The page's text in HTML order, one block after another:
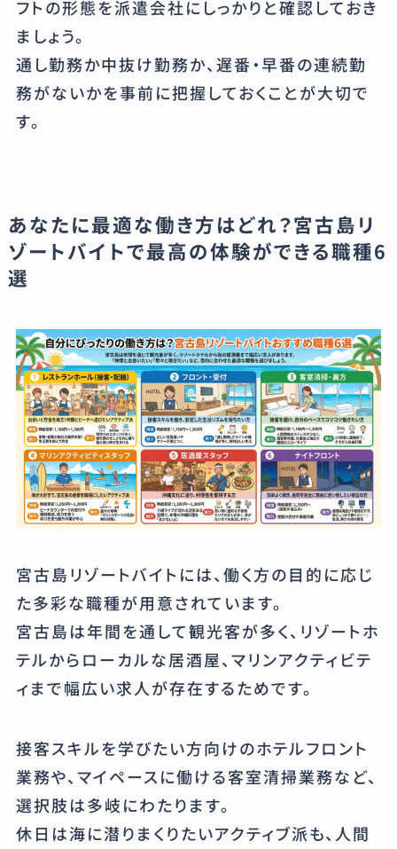
フトの形態を派遣会社にしっかりと確認しておき
ましょう。
通し勤務か中抜け勤務か、遅番・早番の連続勤
務がないかを事前に把握しておくことが大切で
す。
あなたに最適な働き方はどれ？宮古島リ
ゾートバイトで最高の体験ができる職種6
選
宮古島リゾートバイトには、働く方の目的に応じ
た多彩な職種が用意されています。
宮古島は年間を通して観光客が多く、リゾートホ
テルからローカルな居酒屋、マリンアクティビテ
ィまで幅広い求人が存在するためです。
接客スキルを学びたい方向けのホテルフロント
業務や、マイペースに働ける客室清掃業務など、
選択肢は多岐にわたります。
休日は海に潜りまくりたいアクティブ派も、人間